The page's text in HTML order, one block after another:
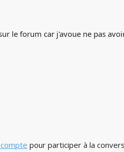
le forum car j'avoue ne pas
pour participer à la